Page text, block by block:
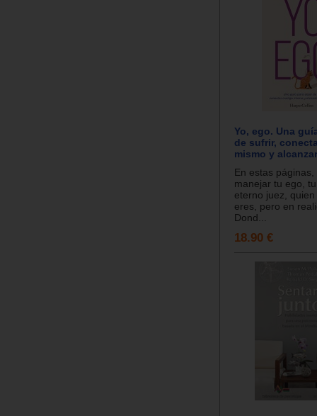
Yo, ego. Una
de sufrir,
mismo y
En estas
manejar tu ego,
eterno juez,
eres, pero en
Dond...
18.90 €